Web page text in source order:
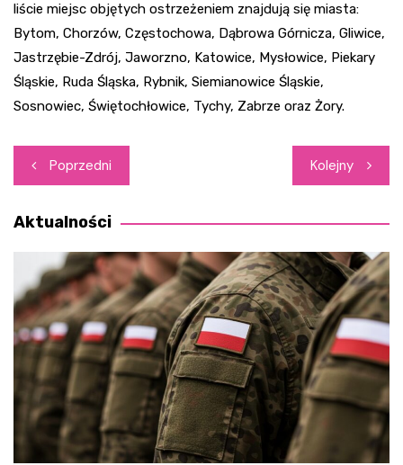
liście miejsc objętych ostrzeżeniem znajdują się miasta:
Bytom, Chorzów, Częstochowa, Dąbrowa Górnicza, Gliwice,
Jastrzębie-Zdrój, Jaworzno, Katowice, Mysłowice, Piekary
Śląskie, Ruda Śląska, Rybnik, Siemianowice Śląskie,
Sosnowiec, Świętochłowice, Tychy, Zabrze oraz Żory.
Nawigacja
wpisu
Poprzedni Kolejny
Aktualności